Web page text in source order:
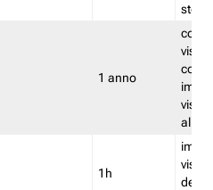
1 anno
1h
della